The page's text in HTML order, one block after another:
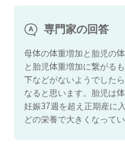
専門家の回答
母体の体重増加と胎児の
と胎児体重増加に繋がる
下などがないようでした
なると思います。胎児は
妊娠37週を超え正期産に
どの栄養で大きくなって